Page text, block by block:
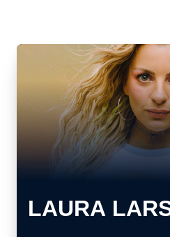
LAURA